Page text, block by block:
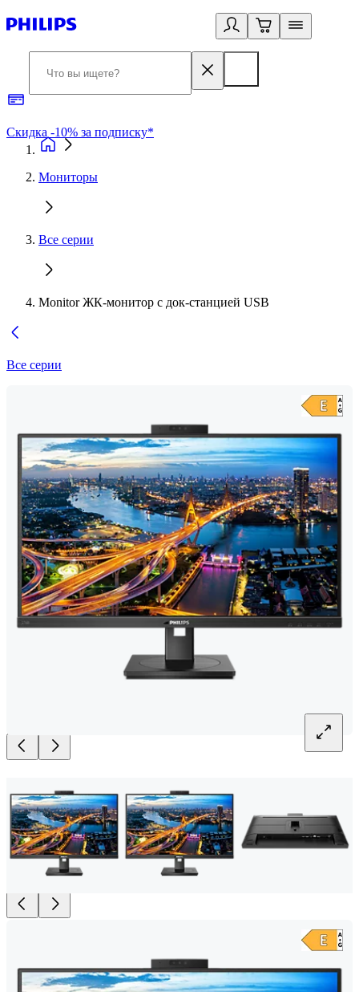
Скидка -10% за подписку*
Мониторы
Все серии
Monitor ЖК-монитор с док-станцией USB
Все серии